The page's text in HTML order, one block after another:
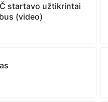
startavo užtikrintai
(video)